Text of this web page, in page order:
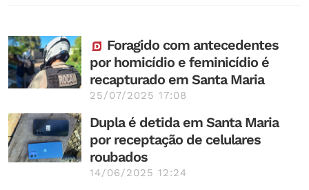
Foragido com antecedentes
por homicídio e feminicídio é
recapturado em Santa Maria
25/07/2025 17:08
Dupla é detida em Santa Maria
por receptação de celulares
roubados
14/06/2025 12:24